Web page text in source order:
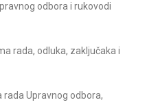
odbora i rukovodi
rada, odluka, zaključaka i
Upravnog odbora,